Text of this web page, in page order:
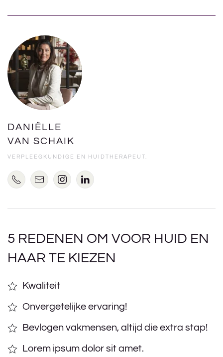
DANIËLLE
VAN SCHAIK
VERPLEEGKUNDIGE EN HUIDTHERAPEUT.
5 REDENEN OM VOOR HUID EN
HAAR TE KIEZEN
Kwaliteit
Onvergetelijke ervaring!
Bevlogen vakmensen, altijd die extra stap!
Lorem ipsum dolor sit amet.